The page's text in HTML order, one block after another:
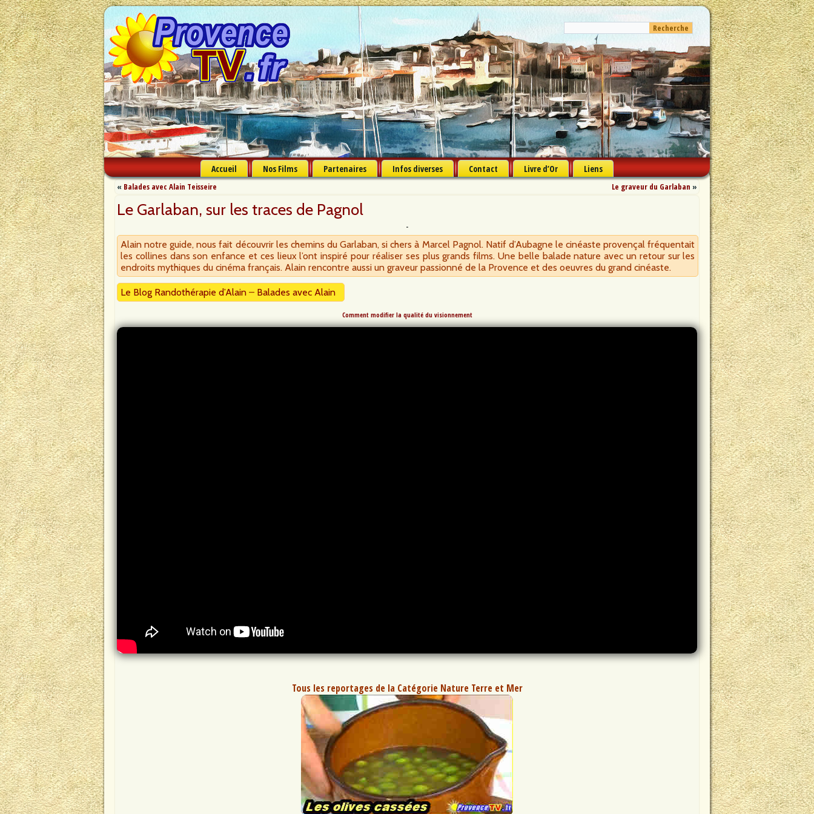
Accueil Nos Films Partenaires Infos diverses Contact Livre d’Or Liens
« Balades avec Alain Teisseire Le graveur du Garlaban »
Le Garlaban, sur les traces de Pagnol
Alain notre guide, nous fait découvrir les chemins du Garlaban, si chers à Marcel Pagnol. Natif d’Aubagne le cinéaste provençal fréquentait
les collines dans son enfance et ces lieux l’ont inspiré pour réaliser ses plus grands films. Une belle balade nature avec un retour sur les
endroits mythiques du cinéma français. Alain rencontre aussi un graveur passionné de la Provence et des oeuvres du grand cinéaste.
Le Blog Randothérapie d’Alain – Balades avec Alain
Comment modifier la qualité du visionnement
Tous les reportages de la Catégorie Nature Terre et Mer